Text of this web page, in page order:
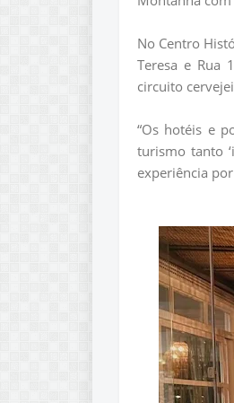
No Centro
Teresa e Rua
circuito
“Os hotéis e
turismo tanto
experiência